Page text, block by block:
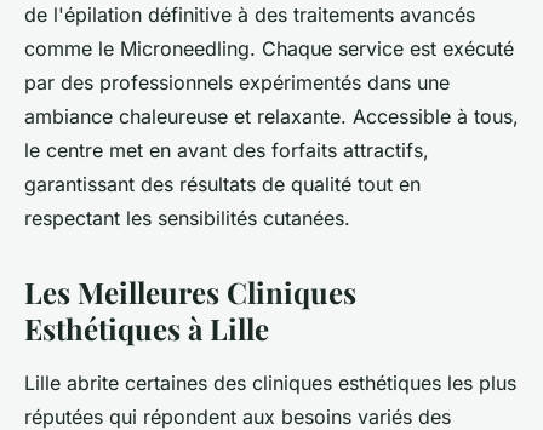
de l'épilation définitive à des traitements avancés
comme le Microneedling. Chaque service est exécuté
par des professionnels expérimentés dans une
ambiance chaleureuse et relaxante. Accessible à tous,
le centre met en avant des forfaits attractifs,
garantissant des résultats de qualité tout en
respectant les sensibilités cutanées.
Les Meilleures Cliniques
Esthétiques à Lille
Lille abrite certaines des cliniques esthétiques les plus
réputées qui répondent aux besoins variés des